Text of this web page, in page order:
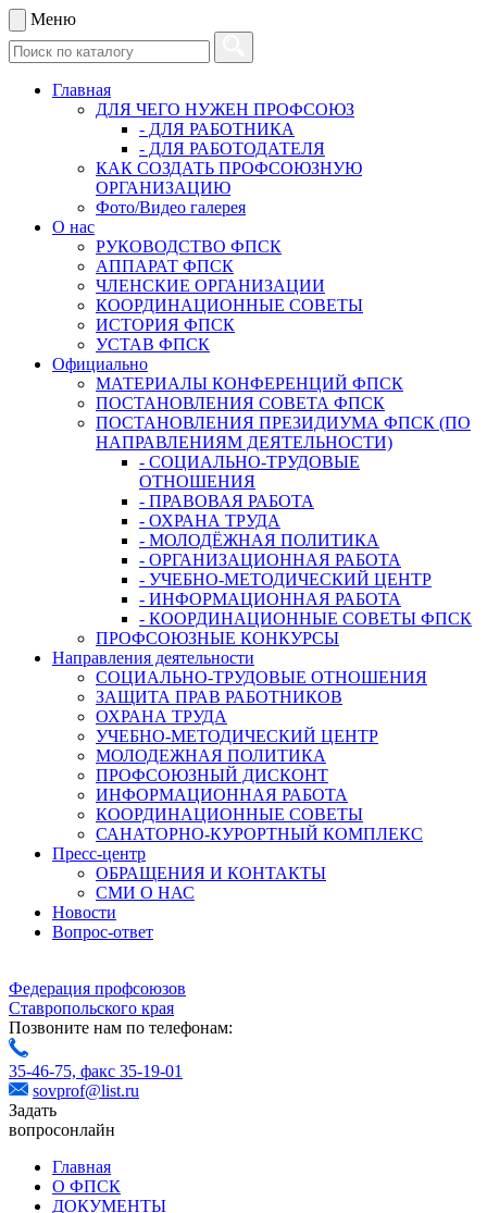
Меню
Главная
ДЛЯ ЧЕГО НУЖЕН ПРОФСОЮЗ
- ДЛЯ РАБОТНИКА
- ДЛЯ РАБОТОДАТЕЛЯ
КАК СОЗДАТЬ ПРОФСОЮЗНУЮ
ОРГАНИЗАЦИЮ
Фото/Видео галерея
О нас
РУКОВОДСТВО ФПСК
АППАРАТ ФПСК
ЧЛЕНСКИЕ ОРГАНИЗАЦИИ
КООРДИНАЦИОННЫЕ СОВЕТЫ
ИСТОРИЯ ФПСК
УСТАВ ФПСК
Официально
МАТЕРИАЛЫ КОНФЕРЕНЦИЙ ФПСК
ПОСТАНОВЛЕНИЯ СОВЕТА ФПСК
ПОСТАНОВЛЕНИЯ ПРЕЗИДИУМА ФПСК (ПО
НАПРАВЛЕНИЯМ ДЕЯТЕЛЬНОСТИ)
- СОЦИАЛЬНО-ТРУДОВЫЕ
ОТНОШЕНИЯ
- ПРАВОВАЯ РАБОТА
- ОХРАНА ТРУДА
- МОЛОДЁЖНАЯ ПОЛИТИКА
- ОРГАНИЗАЦИОННАЯ РАБОТА
- УЧЕБНО-МЕТОДИЧЕСКИЙ ЦЕНТР
- ИНФОРМАЦИОННАЯ РАБОТА
- КООРДИНАЦИОННЫЕ СОВЕТЫ ФПСК
ПРОФСОЮЗНЫЕ КОНКУРСЫ
Направления деятельности
СОЦИАЛЬНО-ТРУДОВЫЕ ОТНОШЕНИЯ
ЗАЩИТА ПРАВ РАБОТНИКОВ
ОХРАНА ТРУДА
УЧЕБНО-МЕТОДИЧЕСКИЙ ЦЕНТР
МОЛОДЕЖНАЯ ПОЛИТИКА
ПРОФСОЮЗНЫЙ ДИСКОНТ
ИНФОРМАЦИОННАЯ РАБОТА
КООРДИНАЦИОННЫЕ СОВЕТЫ
САНАТОРНО-КУРОРТНЫЙ КОМПЛЕКС
Пресс-центр
ОБРАЩЕНИЯ И КОНТАКТЫ
СМИ О НАС
Новости
Вопрос-ответ
Федерация профсоюзов
Ставропольского края
Позвоните нам по телефонам:
35-46-75, факс 35-19-01
sovprof@list.ru
Задать
вопросонлайн
Главная
О ФПСК
ДОКУМЕНТЫ